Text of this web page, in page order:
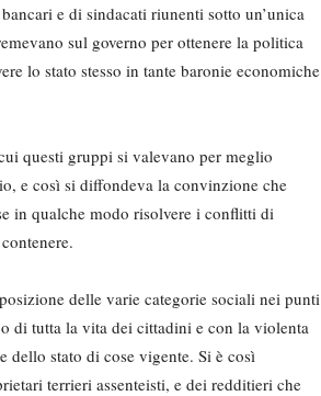
e di sindacati riunenti sotto un’unica
sul governo per ottenere la politica
lo stato stesso in tante baronie economiche
questi gruppi si valevano per meglio
e così si diffondeva la convinzione che
in qualche modo risolvere i conflitti di
delle varie categorie sociali nei punti
di tutta la vita dei cittadini e con la violenta
stato di cose vigente. Si è così
terrieri assenteisti, e dei redditieri che